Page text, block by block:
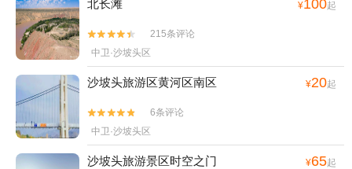
北长滩 ¥100起


215条评论
中卫·沙坡头区
沙坡头旅游区黄河区南区 ¥20起


6条评论
中卫·沙坡头区
沙坡头旅游景区时空之门 ¥65起